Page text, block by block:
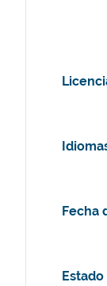
Fecha
Estado